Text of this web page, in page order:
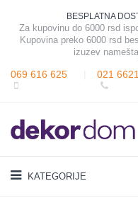
BESPLATNA
Za kupovinu do 6000 rsd
Kupovina preko 6000 rsd
izuzev
069 616 625 021
KATEGORIJE